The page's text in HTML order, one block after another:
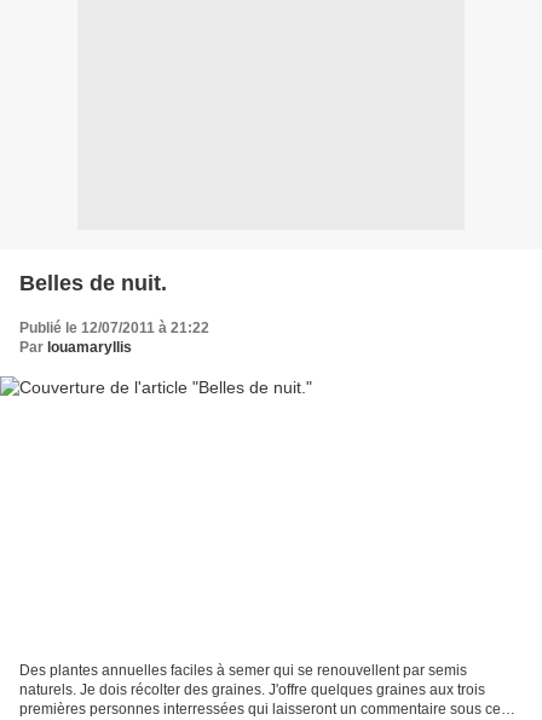
Belles de nuit.
Publié le 12/07/2011 à 21:22
Par louamaryllis
Des plantes annuelles faciles à semer qui se renouvellent par semis
naturels. Je dois récolter des graines. J'offre quelques graines aux trois
premières personnes interressées qui laisseront un commentaire sous ce